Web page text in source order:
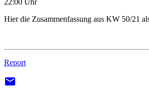
Hier die Zusammenfassung aus KW 50/21
Report
email